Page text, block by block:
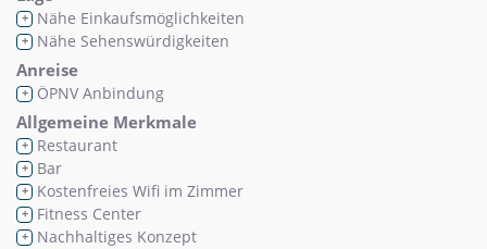
+ Nähe Einkaufsmöglichkeiten
+ Nähe Sehenswürdigkeiten
Anreise
+ ÖPNV Anbindung
Allgemeine Merkmale
+ Restaurant
+ Bar
+ Kostenfreies Wifi im Zimmer
+ Fitness Center
+ Nachhaltiges Konzept